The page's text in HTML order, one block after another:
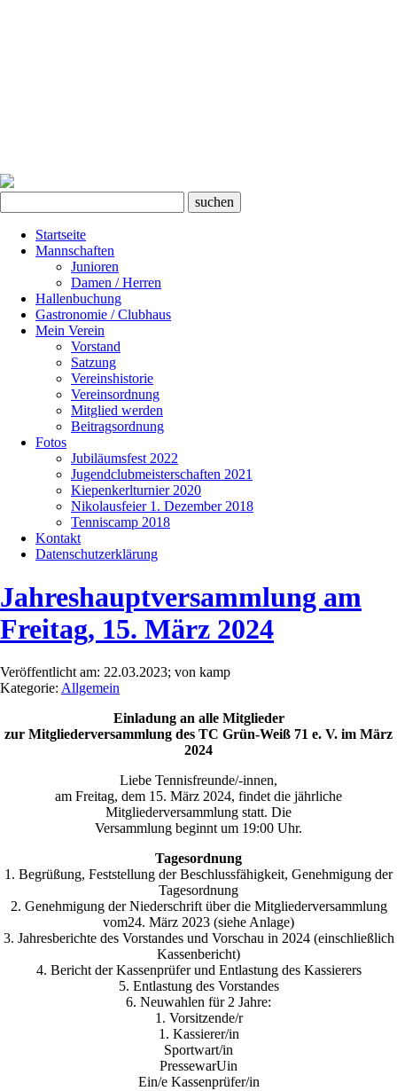
Startseite
Mannschaften
Junioren
Damen / Herren
Hallenbuchung
Gastronomie / Clubhaus
Mein Verein
Vorstand
Satzung
Vereinshistorie
Vereinsordnung
Mitglied werden
Beitragsordnung
Fotos
Jubiläumsfest 2022
Jugendclubmeisterschaften 2021
Kiepenkerlturnier 2020
Nikolausfeier 1. Dezember 2018
Tenniscamp 2018
Kontakt
Datenschutzerklärung
Jahreshauptversammlung am
Freitag, 15. März 2024
Veröffentlicht am: 22.03.2023; von kamp
Kategorie: Allgemein
Einladung an alle Mitglieder
zur Mitgliederversammlung des TC Grün-Weiß 71 e. V. im März
2024
Liebe Tennisfreunde/-innen,
am Freitag, dem 15. März 2024, findet die jährliche
Mitgliederversammlung statt. Die
Versammlung beginnt um 19:00 Uhr.
Tagesordnung
1. Begrüßung, Feststellung der Beschlussfähigkeit, Genehmigung der
Tagesordnung
2. Genehmigung der Niederschrift über die Mitgliederversammlung
vom24. März 2023 (siehe Anlage)
3. Jahresberichte des Vorstandes und Vorschau in 2024 (einschließlich
Kassenbericht)
4. Bericht der Kassenprüfer und Entlastung des Kassierers
5. Entlastung des Vorstandes
6. Neuwahlen für 2 Jahre:
1. Vorsitzende/r
1. Kassierer/in
Sportwart/in
PressewarUin
Ein/e Kassenprüfer/in